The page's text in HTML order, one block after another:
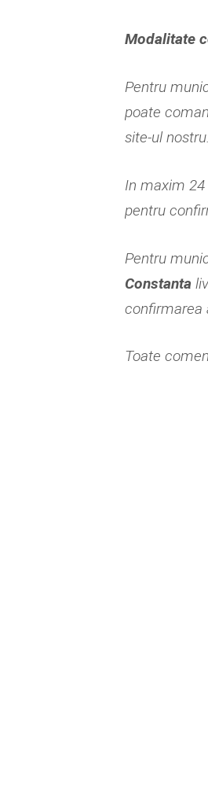
Modalitate
Pentru
poate
site-ul
In maxim
pentru
Pentru
Constanta
confirmarea
Toate